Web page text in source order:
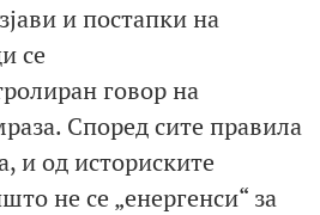
и постапки на
се
говор на
Според сите правила
и од историските
не се „енергенси“ за